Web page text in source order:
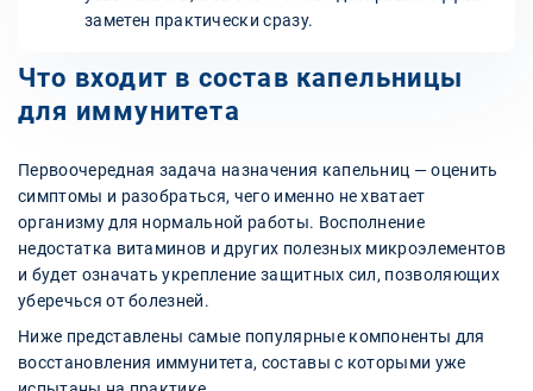
заметен практически сразу.
Что входит в состав капельницы
для иммунитета
Первоочередная задача назначения капельниц — оценить
симптомы и разобраться, чего именно не хватает
организму для нормальной работы. Восполнение
недостатка витаминов и других полезных микроэлементов
и будет означать укрепление защитных сил, позволяющих
уберечься от болезней.
Ниже представлены самые популярные компоненты для
восстановления иммунитета, составы с которыми уже